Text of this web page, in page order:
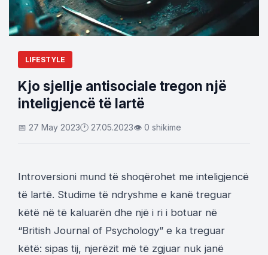
LIFESTYLE
Kjo sjellje antisociale tregon një
inteligjencë të lartë
📅 27 May 2023🕐 27.05.2023👁 0 shikime
Introversioni mund të shoqërohet me inteligjencë
të lartë. Studime të ndryshme e kanë treguar
këtë në të kaluarën dhe një i ri i botuar në
“British Journal of Psychology” e ka treguar
këtë: sipas tij, njerëzit më të zgjuar nuk janë